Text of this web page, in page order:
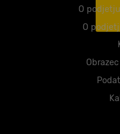
O
O